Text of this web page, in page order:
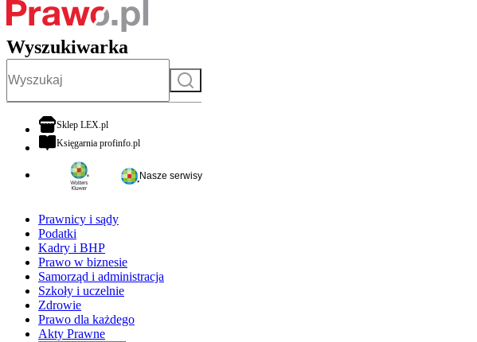
Wyszukiwarka
Szukaj
Sklep LEX.plotwiera się w nowej karcie
Księgarnia profinfo.plotwiera się w nowej karcie
Nasze serwisy
Prawnicy i sądy
Podatki
Kadry i BHP
Prawo w biznesie
Samorząd i administracja
Szkoły i uczelnie
Zdrowie
Prawo dla każdego
Akty Prawne